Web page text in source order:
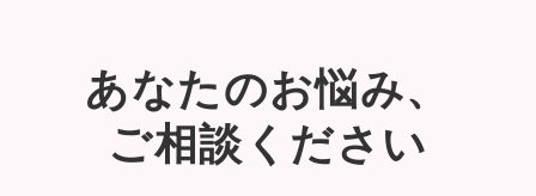
あなたのお悩み、
ご相談ください